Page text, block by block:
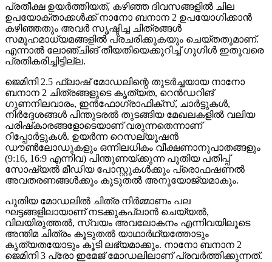
പ്രതീക്ഷ ഉയര്‍ത്തിയത്, കഴിഞ്ഞ ദിവസങ്ങളില്‍ ചില
ഉപയോക്താക്കള്‍ക്ക് നാനോ ബനാന 2 ഉപയോഗിക്കാന്‍
കഴിഞ്ഞതും അവര്‍ സൃഷ്ടിച്ച ചിത്രങ്ങള്‍
സമൂഹമാധ്യമങ്ങളില്‍ പ്രചരിക്കുകയും ചെയ്തതുമാണ്.
എന്നാല്‍ ലോഞ്ചിങ് തീയതിയെക്കുറിച്ച് ഗൂഗിള്‍ ഇതുവരെ
പ്രതികരിച്ചിട്ടില്ല.
ജെമിനി 2.5 ഫ്‌ലാഷ് മോഡലിന്റെ തുടര്‍ച്ചയായ നാനോ
ബനാന 2 ചിത്രങ്ങളുടെ കൃത്യത, റെന്‍ഡറിങ്
ഗുണനിലവാരം, ഇന്‍ഫോഗ്രാഫിക്സ്, ചാര്‍ട്ടുകള്‍,
നിര്‍ദ്ദേശങ്ങള്‍ പിന്തുടരല്‍ തുടങ്ങിയ മേഖലകളില്‍ വലിയ
പരിഷ്‌കാരങ്ങളോടെയാണ് വരുന്നതെന്നാണ്
റിപ്പോര്‍ട്ടുകള്‍. ഉയര്‍ന്ന റെസല്യൂഷന്‍
ഡൗണ്‍ലോഡുകളും ഒന്നിലധികം വീക്ഷണാനുപാതങ്ങളും
(9:16, 16:9 എന്നിവ) പിന്തുണയ്ക്കുന്ന പുതിയ പതിപ്പ്
സോഷ്യല്‍ മീഡിയ പോസ്റ്റുകള്‍ക്കും പ്രൊഫഷണല്‍
അവതരണങ്ങള്‍ക്കും കൂടുതല്‍ അനുയോജ്യമാകും.
പുതിയ മോഡലില്‍ ചിത്ര നിര്‍മ്മാണം പല
ഘട്ടങ്ങളിലായാണ് നടക്കുകപ്ലാന്‍ ചെയ്യല്‍,
വിലയിരുത്തല്‍, സ്വയം അവലോകനം എന്നിവയിലൂടെ
അന്തിമ ചിത്രം കൂടുതല്‍ യാഥാര്‍ഥ്യത്തോടും
കൃത്യതയോടും കൂടി ലഭ്യമാക്കും. നാനോ ബനാന 2
ജെമിനി 3 പ്രോ ഇമേജ് മോഡലിലാണ് പ്രവര്‍ത്തിക്കുന്നത്.